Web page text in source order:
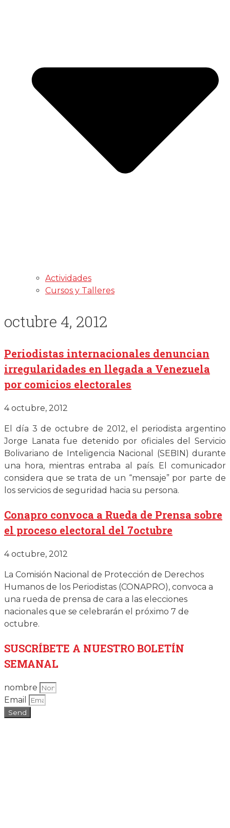
Actividades
Cursos y Talleres
octubre 4, 2012
Periodistas internacionales denuncian
irregularidades en llegada a Venezuela
por comicios electorales
4 octubre, 2012
El día 3 de octubre de 2012, el periodista argentino
Jorge Lanata fue detenido por oficiales del Servicio
Bolivariano de Inteligencia Nacional (SEBIN) durante
una hora, mientras entraba al país. El comunicador
considera que se trata de un “mensaje” por parte de
los servicios de seguridad hacia su persona.
Conapro convoca a Rueda de Prensa sobre
el proceso electoral del 7octubre
4 octubre, 2012
La Comisión Nacional de Protección de Derechos
Humanos de los Periodistas (CONAPRO), convoca a
una rueda de prensa de cara a las elecciones
nacionales que se celebrarán el próximo 7 de
octubre.
SUSCRÍBETE A NUESTRO BOLETÍN
SEMANAL
nombre
Email
Send